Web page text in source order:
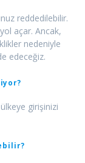
reddedilebilir.
açar. Ancak,
nedeniyle
edeceğiz.
girişinizi